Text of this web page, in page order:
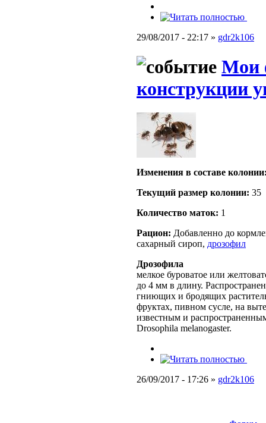
29/08/2017 - 22:17 » gdr2k106
Мои
конструкции
Изменения в составе
Текущий размер кoлонии: 35
Количество маток: 1
Рацион: Добавленно до
сахарный сироп, дрозофил
Дрозофила
мелкое буроватое или
до 4 мм в длину.
гниющих и бродящих
фруктах, пивном сусле, на
известным и
Drosophila melanogaster.
26/09/2017 - 17:26 » gdr2k106